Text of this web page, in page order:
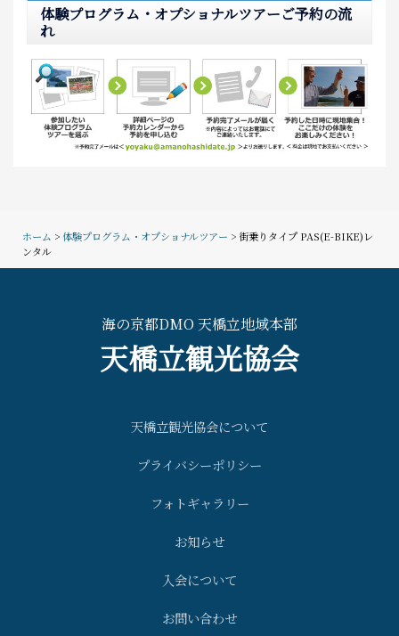
体験プログラム・オプショナルツアーご予約の流
れ
ホーム >体験プログラム・オプショナルツアー > 街乗りタイプ PAS(E-BIKE)レ
ンタル
海の京都DMO 天橋立地域本部
天橋立観光協会
天橋立観光協会について
プライバシーポリシー
フォトギャラリー
お知らせ
入会について
お問い合わせ